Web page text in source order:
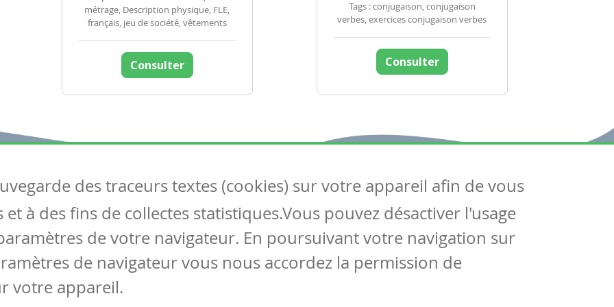
métrage, Description physique, FLE,
français, jeu de société, vêtements
Consulter
Tags : conjugaison, conjugaison
verbes, exercices conjugaison verbes
Consulter
Articles
Tous les articles
Articles DYS
Circulaires
Suivez-nous
Contactez-nous
Soutien scolaire
des traceurs textes (cookies) sur votre appareil afin de vous
à des fins de collectes statistiques.Vous pouvez désactiver l'usage
de votre navigateur. En poursuivant votre navigation sur
de navigateur vous nous accordez la permission de
votre appareil.